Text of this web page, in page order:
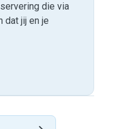
die via
dat jij en je